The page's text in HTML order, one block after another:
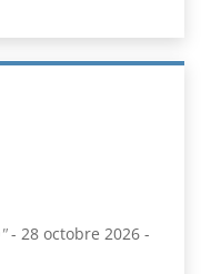
- 28 octobre 2026 -